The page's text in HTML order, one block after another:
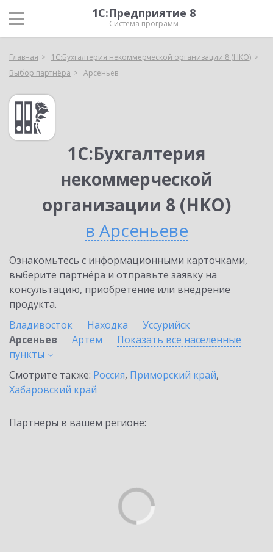
1С:Предприятие 8
Система программ
Главная
1С:Бухгалтерия некоммерческой организации 8 (НКО)
Выбор партнёра
Арсеньев
1С:Бухгалтерия
некоммерческой
организации 8 (НКО)
в Арсеньеве
Ознакомьтесь с информационными карточками,
выберите партнёра и отправьте заявку на
консультацию, приобретение или внедрение
продукта.
Владивосток
Находка
Уссурийск
Арсеньев
Артем
Показать все населенные
пункты
Смотрите также: Россия, Приморский край,
Хабаровский край
Партнеры в вашем регионе: